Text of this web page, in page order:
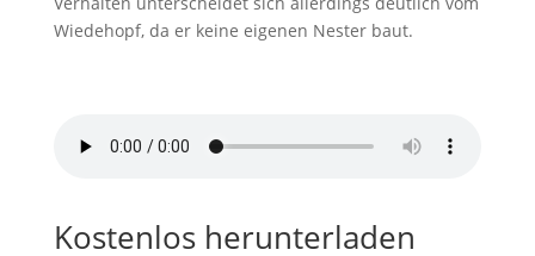
Wiedehopf, da er keine eigenen Nester baut.
Kostenlos herunterladen